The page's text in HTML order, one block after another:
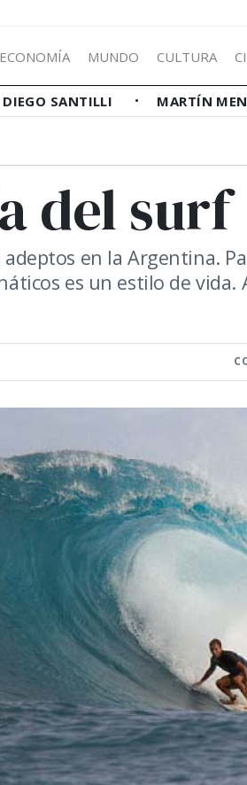
ECONOMÍA MUNDO CULTURA
DIEGO SANTILLI MARTÍN
del surf
adeptos en la Argentina.
es un estilo de vida.